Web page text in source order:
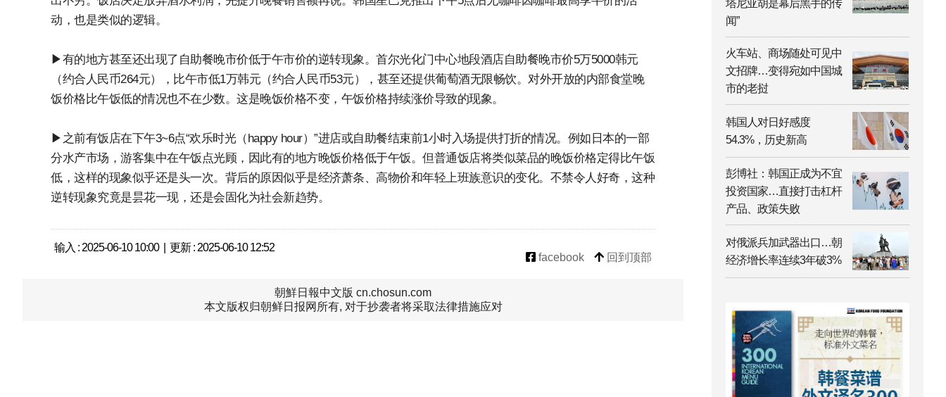
动，也是类似的逻辑。
▶有的地方甚至还出现了自助餐晚市价低于午市价的逆转现象。首尔光化门中心地段酒店自助餐晚市价5万5000韩元
（约合人民币264元），比午市低1万韩元（约合人民币53元），甚至还提供葡萄酒无限畅饮。对外开放的内部食堂晚
饭价格比午饭低的情况也不在少数。这是晚饭价格不变，午饭价格持续涨价导致的现象。
▶之前有饭店在下午3~6点“欢乐时光（happy hour）”进店或自助餐结束前1小时入场提供打折的情况。例如日本的一部
分水产市场，游客集中在午饭点光顾，因此有的地方晚饭价格低于午饭。但普通饭店将类似菜品的晚饭价格定得比午饭
低，这样的现象似乎还是头一次。背后的原因似乎是经济萧条、高物价和年轻上班族意识的变化。不禁令人好奇，这种
逆转现象究竟是昙花一现，还是会固化为社会新趋势。
输入 : 2025-06-10 10:00 | 更新 : 2025-06-10 12:52
facebook
回到顶部
朝鮮日報中文版 cn.chosun.com
本文版权归朝鲜日报网所有, 对于抄袭者将采取法律措施应对
塔尼亚胡是幕后黑手的传
闻”
火车站、商场随处可见中
文招牌…变得宛如中国城
市的老挝
韩国人对日好感度
54.3%，历史新高
彭博社：韩国正成为不宜
投资国家…直接打击杠杆
产品、政策失败
对俄派兵加武器出口…朝
经济增长率连续3年破3%